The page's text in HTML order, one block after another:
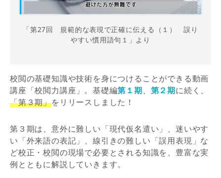
「第27回 規範的な表現で正確に伝える（１） 誤り
やすい慣用語句１」より
校閲の基礎知識や技術を身につけることができる動画
講座「校閲力講座」。基礎編第１期、 第２期に続く、
「第３期」をリリースしました！
第３期は、意外に難しい「現代仮名遣い」、迷いやす
い「外来語の表記」、線引きの難しい「誤用表現」な
ど校正・校閲の現場で必要とされる知識を、豊富な実
例とともに解説していきます。